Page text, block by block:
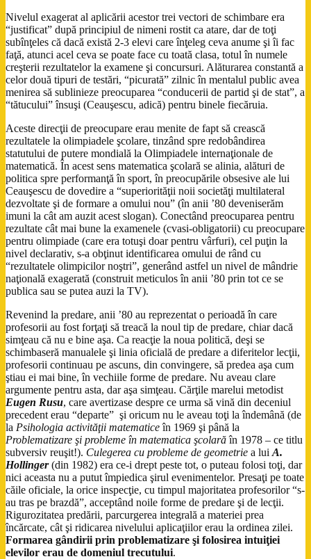
Nivelul exagerat al aplicării acestor trei vectori de schimbare era
“justificat” după principiul de nimeni rostit ca atare, dar de toţi
subînţeles că dacă există 2-3 elevi care înţeleg ceva anume şi îi fac
faţă, atunci acel ceva se poate face cu toată clasa, totul în numele
creşterii rezultatelor la examene şi concursuri. Alăturarea constantă a
celor două tipuri de testări, “picurată” zilnic în mentalul public avea
menirea să sublinieze preocuparea “conducerii de partid şi de stat”, a
“tătucului” însuşi (Ceauşescu, adică) pentru binele fiecăruia.
Aceste direcţii de preocupare erau menite de fapt să crească
rezultatele la olimpiadele şcolare, tinzând spre redobândirea
statutului de putere mondială la Olimpiadele internaţionale de
matematică. În acest sens matematica şcolară se alinia, alături de
politica spre performanţă în sport, în preocupările obsesive ale lui
Ceauşescu de dovedire a “superiorităţii noii societăţi multilateral
dezvoltate şi de formare a omului nou” (în anii ’80 deveniserăm
imuni la cât am auzit acest slogan). Conectând preocuparea pentru
rezultate cât mai bune la examenele (cvasi-obligatorii) cu preocupare
pentru olimpiade (care era totuşi doar pentru vârfuri), cel puţin la
nivel declarativ, s-a obţinut identificarea omului de rând cu
“rezultatele olimpicilor noştri”, generând astfel un nivel de mândrie
naţională exagerată (construit meticulos în anii ’80 prin tot ce se
publica sau se putea auzi la TV).
Revenind la predare, anii ’80 au reprezentat o perioadă în care
profesorii au fost forţaţi să treacă la noul tip de predare, chiar dacă
simţeau că nu e bine aşa. Ca reacţie la noua politică, deşi se
schimbaseră manualele şi linia oficială de predare a diferitelor lecţii,
profesorii continuau pe ascuns, din convingere, să predea aşa cum
ştiau ei mai bine, în vechiile forme de predare. Nu aveau clare
argumente pentru asta, dar aşa simţeau. Cărţile marelui metodist
Eugen Rusu, care avertizase despre ce urma să vină din deceniul
precedent erau “departe” şi oricum nu le aveau toţi la îndemână (de
la Psihologia activităţii matematiceîn 1969 şi până la
Problematizare şi probleme în matematica şcolarăîn 1978 – ce titlu
subversiv reuşit!). Culegerea cu probleme de geometrie a lui A.
Hollinger(din 1982) era ce-i drept peste tot, o puteau folosi toţi, dar
nici aceasta nu a putut împiedica şirul evenimentelor. Presaţi pe toate
căile oficiale, la orice inspecţie, cu timpul majoritatea profesorilor “s-
au tras pe brazdă”, acceptând noile forme de predare şi de lecţii.
Rigurozitatea predării, parcurgerea integrală a materiei prea
încărcate, cât şi ridicarea nivelului aplicaţiilor erau la ordinea zilei.
Formarea gândirii prin problematizare şi folosirea intuiţiei
elevilor erau de domeniul trecutului.